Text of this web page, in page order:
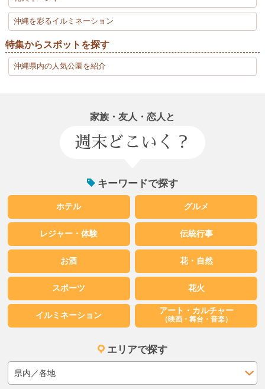
沖縄を彩るイルミネーション
特集からスポットを探す
沖縄県内の人気公園を紹介
家族・友人・恋人と
週末どこいく？
キーワードで探す
ホテル グルメ
レジャー・体験 伝統行事
お酒 花・自然
スポーツ 花火
イルミネーション アート・カルチャー
（映画・舞台・音楽）
エリアで探す